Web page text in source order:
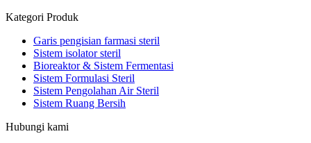
Kategori Produk
Garis pengisian farmasi steril
Sistem isolator steril
Bioreaktor & Sistem Fermentasi
Sistem Formulasi Steril
Sistem Pengolahan Air Steril
Sistem Ruang Bersih
Hubungi kami